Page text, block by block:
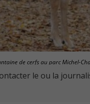
de cerfs au parc Michel-
le ou la